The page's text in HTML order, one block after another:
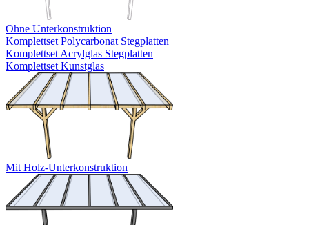
Ohne Unterkonstruktion
Komplettset Polycarbonat Stegplatten
Komplettset Acrylglas Stegplatten
Komplettset Kunstglas
Mit Holz-Unterkonstruktion